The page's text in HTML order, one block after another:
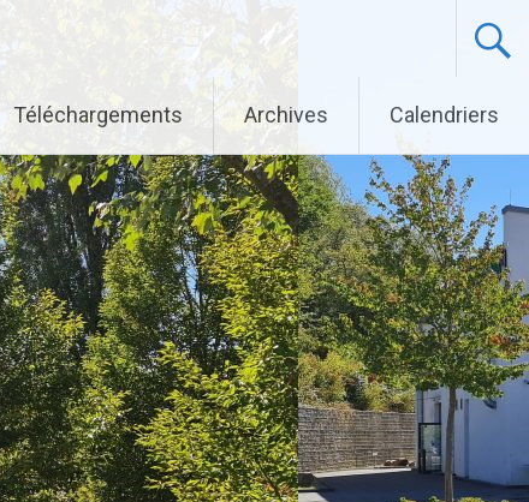
Téléchargements Archives Calendriers